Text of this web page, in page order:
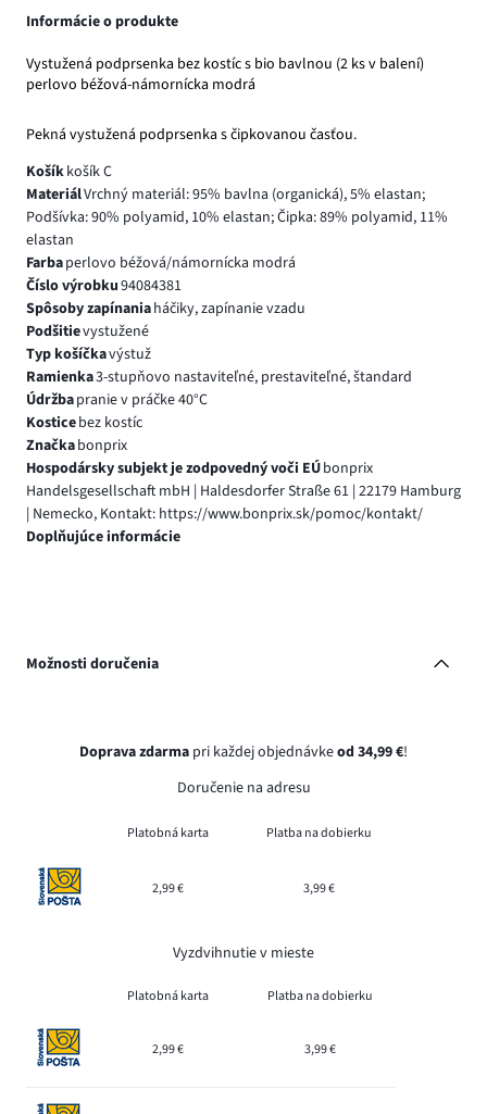
Informácie o produkte
Vystužená podprsenka bez kostíc s bio bavlnou (2 ks v balení)
perlovo béžová-námornícka modrá
Pekná vystužená podprsenka s čipkovanou časťou.
Košíkkošík C
MateriálVrchný materiál: 95% bavlna (organická), 5% elastan;
Podšívka: 90% polyamid, 10% elastan; Čipka: 89% polyamid, 11%
elastan
Farbaperlovo béžová/námornícka modrá
Číslo výrobku94084381
Spôsoby zapínaniaháčiky, zapínanie vzadu
Podšitievystužené
Typ košíčkavýstuž
Ramienka3-stupňovo nastaviteľné, prestaviteľné, štandard
Údržbapranie v práčke 40°C
Kosticebez kostíc
Značkabonprix
Hospodársky subjekt je zodpovedný voči EÚbonprix
Handelsgesellschaft mbH | Haldesdorfer Straße 61 | 22179 Hamburg
| Nemecko, Kontakt: https://www.bonprix.sk/pomoc/kontakt/
Doplňujúce informácie
Možnosti doručenia
Doprava zdarma pri každej objednávkeod 34,99 €!
Doručenie na adresu
Platobná karta Platba na dobierku
2,99 € 3,99 €
Vyzdvihnutie v mieste
Platobná karta Platba na dobierku
2,99 € 3,99 €